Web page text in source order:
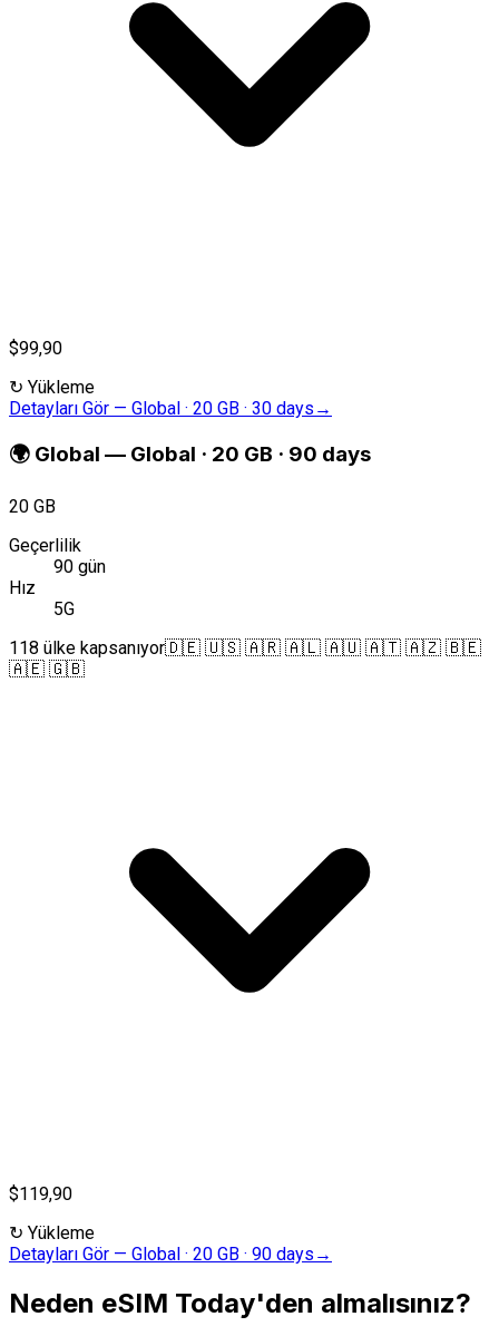
$99,90
↻ Yükleme
Detayları Gör — Global · 20 GB · 30 days →
🌍 Global — Global · 20 GB · 90 days
20 GB
Geçerlilik
90 gün
Hız
5G
118 ülke kapsanıyor🇩🇪 🇺🇸 🇦🇷 🇦🇱 🇦🇺 🇦🇹 🇦🇿 🇧🇪
🇦🇪 🇬🇧
$119,90
↻ Yükleme
Detayları Gör — Global · 20 GB · 90 days →
Neden eSIM Today'den almalısınız?